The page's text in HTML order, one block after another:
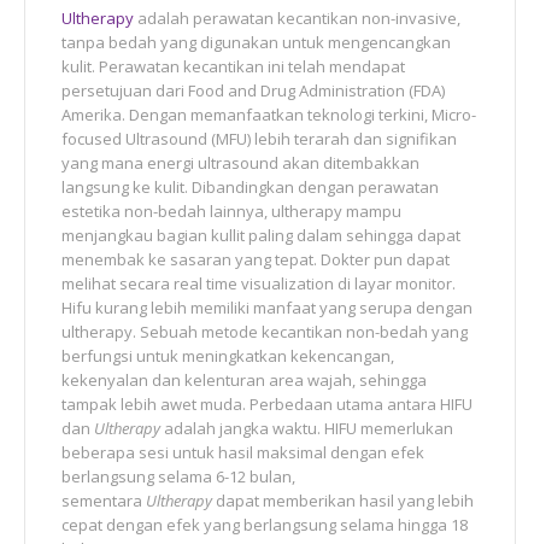
Ultherapy adalah perawatan kecantikan non-invasive,
tanpa bedah yang digunakan untuk mengencangkan
kulit. Perawatan kecantikan ini telah mendapat
persetujuan dari Food and Drug Administration (FDA)
Amerika. Dengan memanfaatkan teknologi terkini, Micro-
focused Ultrasound (MFU) lebih terarah dan signifikan
yang mana energi ultrasound akan ditembakkan
langsung ke kulit. Dibandingkan dengan perawatan
estetika non-bedah lainnya, ultherapy mampu
menjangkau bagian kullit paling dalam sehingga dapat
menembak ke sasaran yang tepat. Dokter pun dapat
melihat secara real time visualization di layar monitor.
Hifu kurang lebih memiliki manfaat yang serupa dengan
ultherapy. Sebuah metode kecantikan non-bedah yang
berfungsi untuk meningkatkan kekencangan,
kekenyalan dan kelenturan area wajah, sehingga
tampak lebih awet muda. Perbedaan utama antara HIFU
dan Ultherapyadalah jangka waktu. HIFU memerlukan
beberapa sesi untuk hasil maksimal dengan efek
berlangsung selama 6-12 bulan,
sementara Ultherapydapat memberikan hasil yang lebih
cepat dengan efek yang berlangsung selama hingga 18